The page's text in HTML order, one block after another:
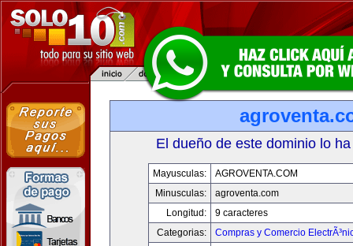
El dueño de este dominio lo
Mayusculas:
AGROVENTA.COM
Minusculas:
agroventa.com
Longitud:
9 caracteres
Categorias:
Compras y Comercio